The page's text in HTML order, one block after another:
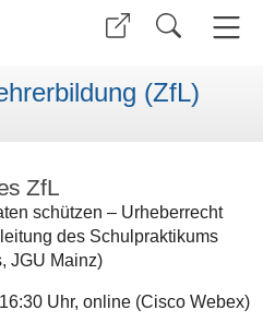
(ZfL)
ZfL
schützen – Urheberrecht
des Schulpraktikums
JGU Mainz)
Uhr, online (Cisco Webex)